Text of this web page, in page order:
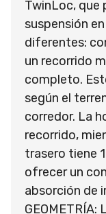
TwinLoc, que
suspensión
diferentes:
un recorrido
completo.
según el
corredor. La
recorrido,
trasero tiene
ofrecer un
absorción de
GEOMETRÍA: